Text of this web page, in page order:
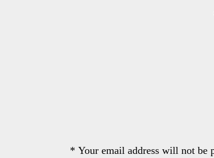
Your email address will not be
*